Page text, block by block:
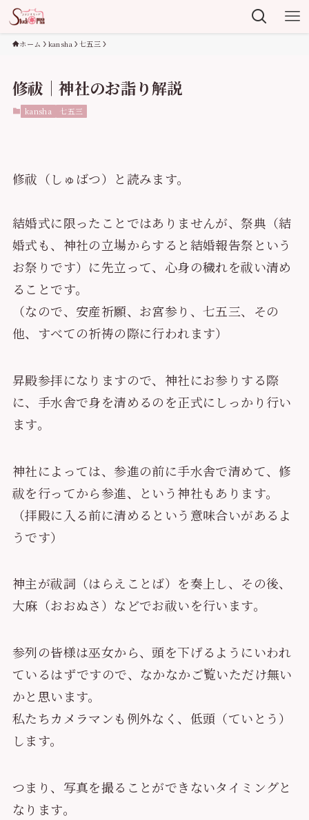
ホーム kansha 七五三
修祓｜神社のお詣り解説
kansha 七五三
修祓（しゅばつ）と読みます。
結婚式に限ったことではありませんが、祭典（結
婚式も、神社の立場からすると結婚報告祭という
お祭りです）に先立って、心身の穢れを祓い清め
ることです。
（なので、安産祈願、お宮参り、七五三、その
他、すべての祈祷の際に行われます）
昇殿参拝になりますので、神社にお参りする際
に、手水舎で身を清めるのを正式にしっかり行い
ます。
神社によっては、参進の前に手水舎で清めて、修
祓を行ってから参進、という神社もあります。
（拝殿に入る前に清めるという意味合いがあるよ
うです）
神主が祓詞（はらえことば）を奏上し、その後、
大麻（おおぬさ）などでお祓いを行います。
参列の皆様は巫女から、頭を下げるようにいわれ
ているはずですので、なかなかご覧いただけ無い
かと思います。
私たちカメラマンも例外なく、低頭（ていとう）
します。
つまり、写真を撮ることができないタイミングと
なります。